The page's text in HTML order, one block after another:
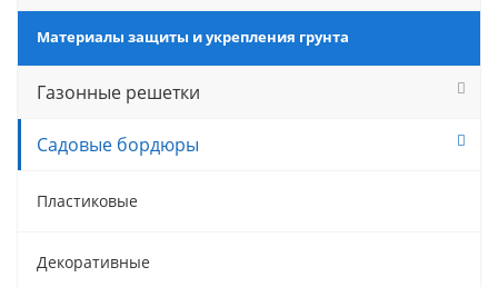
Материалы защиты и укрепления грунта
Газонные решетки
Садовые бордюры
Пластиковые
Декоративные